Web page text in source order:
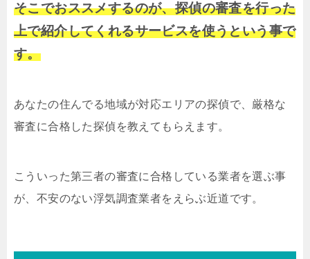
そこでおススメするのが、探偵の審査を行った
上で紹介してくれるサービスを使うという事で
す。
あなたの住んでる地域が対応エリアの探偵で、厳格な
審査に合格した探偵を教えてもらえます。
こういった第三者の審査に合格している業者を選ぶ事
が、不安のない浮気調査業者をえらぶ近道です。